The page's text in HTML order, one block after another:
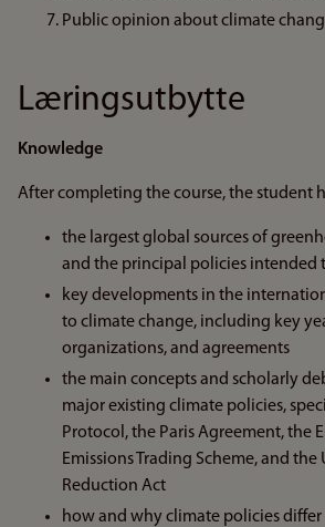
Public opinion about climate
Læringsutbytte
Knowledge
After completing the course, the student
the largest global sources of
and the principal policies intended
key developments in the
to climate change, including key
organizations, and agreements
the main concepts and scholarly
major existing climate policies,
Protocol, the Paris Agreement, the
Emissions Trading Scheme, and the
Reduction Act
how and why climate policies differ